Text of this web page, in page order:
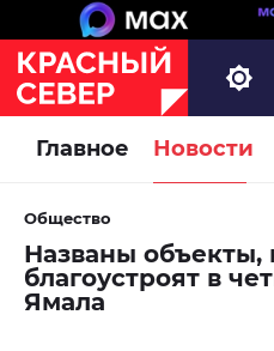
Главное Новости
Общество
Названы объекты,
благоустроят в
Ямала